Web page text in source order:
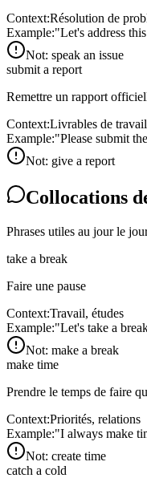
Context:Résolution de
Example:"Let's address
Not: speak an issue
submit a report
Remettre un rapport
Context:Livrables de travail
Example:"Please submit
Not: give a report
Collocations
Phrases utiles au jour le
take a break
Faire une pause
Context:Travail, études
Example:"Let's take a
Not: make a break
make time
Prendre le temps de faire
Context:Priorités, relations
Example:"I always make
Not: create time
catch a cold